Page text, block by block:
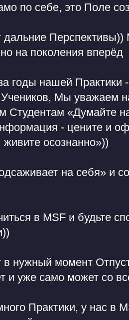
по себе, это Поле
дальние
на поколения вперёд
годы нашей Практики
Мы уважаем
Студентам «Думайте
- цените и
осознанно»))
на себя» и
в MSF и будьте
в нужный момент
и уже само может со
Практики, у нас в